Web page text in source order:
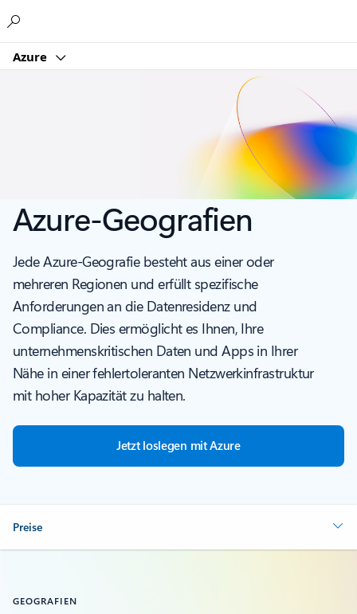
Azure
Azure-Geografien
Jede Azure-Geografie besteht aus einer oder
mehreren Regionen und erfüllt spezifische
Anforderungen an die Datenresidenz und
Compliance. Dies ermöglicht es Ihnen, Ihre
unternehmenskritischen Daten und Apps in Ihrer
Nähe in einer fehlertoleranten Netzwerkinfrastruktur
mit hoher Kapazität zu halten.
Jetzt loslegen mit Azure
Preise
GEOGRAFIEN